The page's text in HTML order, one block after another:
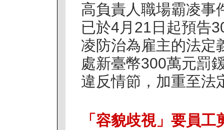
高負責人職場霸凌事
已於4月21日起預告
凌防治為雇主的法定
處新臺幣300萬元罰
違反情節，加重至法
「容貌歧視」要員